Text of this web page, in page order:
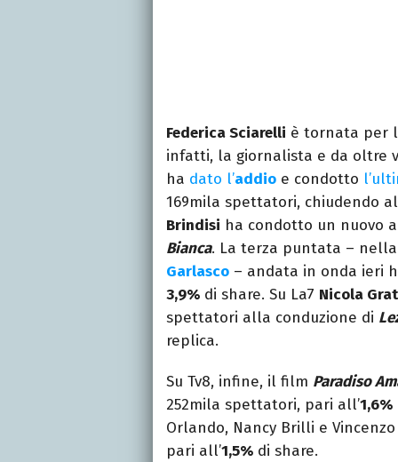
Federica Sciarelli è tornata per
infatti, la giornalista e da oltre
ha dato l’addio e condotto
169mila spettatori, chiudendo
Brindisi ha condotto un nuovo
Bianca. La terza puntata –
Garlasco – andata in onda ieri
3,9% di share. Su La7 Nicola
spettatori alla conduzione di
replica.
Su Tv8, infine, il film Paradiso
252mila spettatori, pari all’1,6%
Orlando, Nancy Brilli e
pari all’1,5% di share.